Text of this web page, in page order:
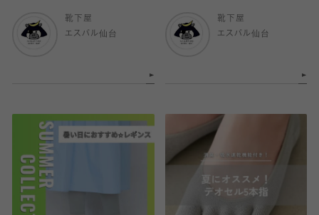
靴下屋
エスパル仙台
靴下屋
エスパル仙台